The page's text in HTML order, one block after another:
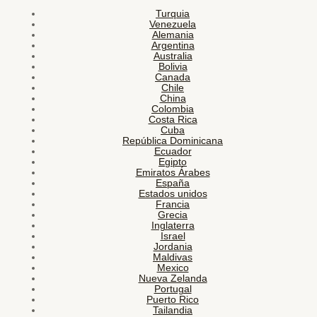
Turquia
Venezuela
Alemania
Argentina
Australia
Bolivia
Canada
Chile
China
Colombia
Costa Rica
Cuba
República Dominicana
Ecuador
Egipto
Emiratos Árabes
España
Estados unidos
Francia
Grecia
Inglaterra
Israel
Jordania
Maldivas
Mexico
Nueva Zelanda
Portugal
Puerto Rico
Tailandia